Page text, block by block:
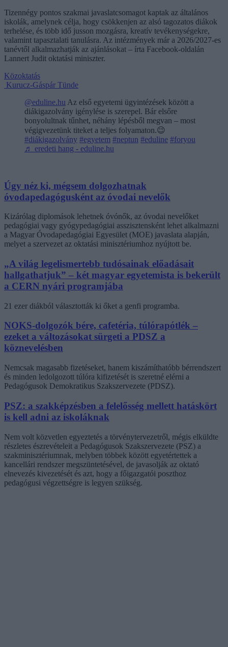
Tizennégy pontos szakmai javaslatcsomagot kaptak az általános
iskolák, amelynek célja, hogy csökkenjen az alsó tagozatos diákok
terhelése, és több idő jusson mozgásra, kreatív tevékenységekre,
valamint tapasztalati tanulásra. Az intézmények már a 2026/2027-es
tanévtől alkalmazhatják az ajánlásokat – írta Facebook-oldalán
Lannert Judit oktatási miniszter.
Közoktatás
Kurucz-Gáspár Tünde
@eduline.hu Az első egyetemi ügyintézések között a
diákigazolvány igénylése is szerepel. Bár elsőre
bonyolultnak tűnhet, néhány lépésből megvan – most
végigvezetünk titeket a teljes folyamaton.😉
#diákigazolvány #egyetem #neptun #eduline #foryou
♬ eredeti hang - eduline.hu
Úgy néz ki, mégsem dolgozhatnak
óvodapedagógusként az óvodai nevelők
Kizárólag diplomások lehetnek óvónők, az óvodai nevelőket
pedagógiai vagy gyógypedagógiai asszisztensként lehet alkalmazni
a Magyar Óvodapedagógiai Egyesület (MOE) javaslata alapján,
melyet a szervezet az oktatási minisztériumhoz nyújtott be.
„A világ legelismertebb tudósainak előadásait
hallgathatjuk” – két magyar egyetemista is bekerült
a CERN nyári programjába
21 ezer diákból választották ki őket a genfi programba.
NOKS-dolgozók bére, cafetéria, túlórapótlék –
ezeket a változásokat sürgeti a PDSZ a
köznevelésben
Nemcsak magasabb fizetéseket, hanem kiszámíthatóbb bérrendszert
és minden ledolgozott túlóra kifizetését is szeretné elérni a
Pedagógusok Demokratikus Szakszervezete (PDSZ).
PSZ: a szakképzésben a felelősség mellett hatáskört
is kell adni az iskoláknak
Nem volt közvetlen egyeztetés a törvénytervezetről, mégis elküldte
részletes észrevételeit a Pedagógusok Szakszervezete (PSZ) a
szakminisztériumnak, melyben többek között egyetértettek a
kancellári rendszer megszüntetésével, de javasolják az oktató
elnevezés kivezetését és azt, hogy a főigazgatói poszthoz
pedagógusi végzettségre is legyen szükség.